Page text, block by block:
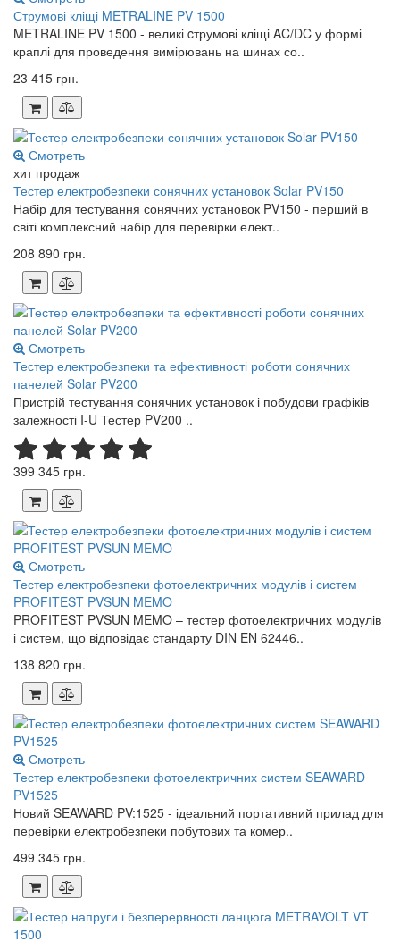
Струмові кліщі METRALINE PV 1500
METRALINE PV 1500 - великі cтрумові кліщі AC/DC у формі
краплі для проведення вимірювань на шинах со..
23 415 грн.
Смотреть
хит продаж
Тестер електробезпеки сонячних установок Solar PV150
Набір для тестування сонячних установок PV150 - перший в
світі комплексний набір для перевірки елект..
208 890 грн.
Смотреть
Тестер електробезпеки та ефективності роботи сонячних
панелей Solar PV200
Пристрій тестування сонячних установок і побудови графіків
залежності I-U Тестер PV200 ..
399 345 грн.
Смотреть
Тестер електробезпеки фотоелектричних модулів і систем
PROFITEST PVSUN MEMO
PROFITEST PVSUN MEMO – тестер фотоелектричних модулів
і систем, що відповідає стандарту DIN EN 62446..
138 820 грн.
Смотреть
Тестер електробезпеки фотоелектричних систем SEAWARD
PV1525
Новий SEAWARD PV:1525 - ідеальний портативний прилад для
перевірки електробезпеки побутових та комер..
499 345 грн.